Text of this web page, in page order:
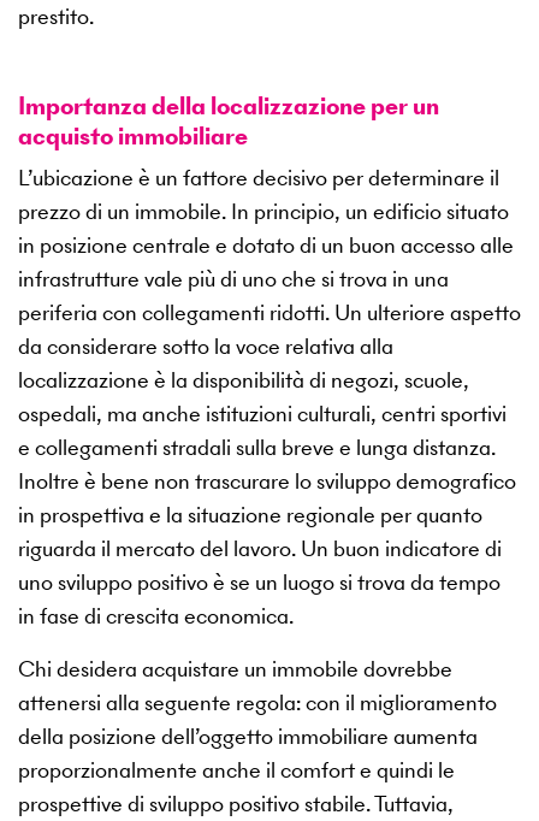
prestito.
Importanza della localizzazione per un
acquisto immobiliare
L’ubicazione è un fattore decisivo per determinare il
prezzo di un immobile. In principio, un edificio situato
in posizione centrale e dotato di un buon accesso alle
infrastrutture vale più di uno che si trova in una
periferia con collegamenti ridotti. Un ulteriore aspetto
da considerare sotto la voce relativa alla
localizzazione è la disponibilità di negozi, scuole,
ospedali, ma anche istituzioni culturali, centri sportivi
e collegamenti stradali sulla breve e lunga distanza.
Inoltre è bene non trascurare lo sviluppo demografico
in prospettiva e la situazione regionale per quanto
riguarda il mercato del lavoro. Un buon indicatore di
uno sviluppo positivo è se un luogo si trova da tempo
in fase di crescita economica.
Chi desidera acquistare un immobile dovrebbe
attenersi alla seguente regola: con il miglioramento
della posizione dell’oggetto immobiliare aumenta
proporzionalmente anche il comfort e quindi le
prospettive di sviluppo positivo stabile. Tuttavia,